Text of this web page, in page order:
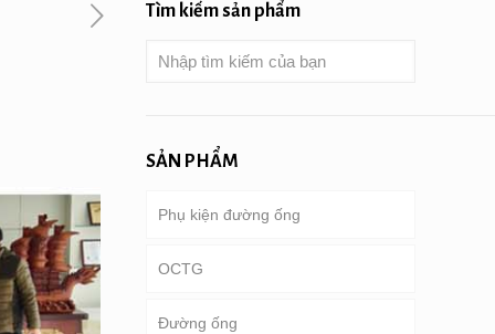
Tìm kiếm sản phẩm
SẢN PHẨM
Phụ kiện đường ống
OCTG
Ống & vỏ bọc
Đường ống